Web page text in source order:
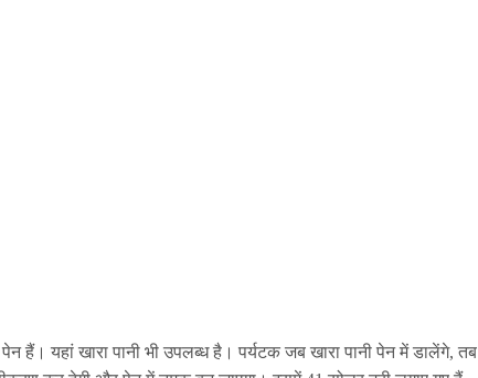
हैं। यहां खारा पानी भी उपलब्ध है। पर्यटक जब खारा पानी पेन में डालेंगे, तब